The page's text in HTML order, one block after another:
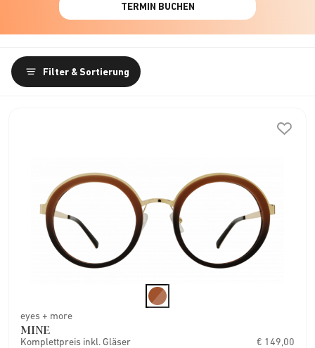
TERMIN BUCHEN
Filter & Sortierung
eyes + more
MINE
Komplettpreis inkl. Gläser € 149,00